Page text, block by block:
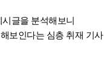
글을 분석해보니
보인다는 심층 취재 기사